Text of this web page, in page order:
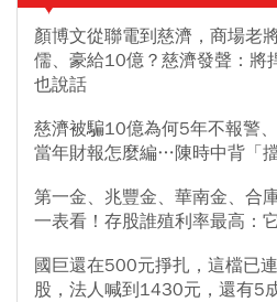
顏博文從聯電到慈濟，商場老
儒、豪給10億？慈濟發聲：將
也說話
慈濟被騙10億為何5年不報警
當年財報怎麼編…陳時中背「
第一金、兆豐金、華南金、合
一表看！存股誰殖利率最高：
國巨還在500元掙扎，這檔已
股，法人喊到1430元，還有5